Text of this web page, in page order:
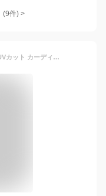
(9件) >
送料無料！キッズ カーディガン 長袖 UVカット カーディガン ニット 薄手 紫外線対策 ニットシャツ 女の子 男の子 ガールズエアコンシャツ 夏春 アウターウエア 洗える ボタン かわいい 手触りよい ジュニア 無地 部屋着 旅行 海辺 砂浜